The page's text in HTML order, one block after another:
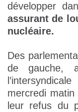
développer
assurant de
nucléaire.
Des
de gauche,
mercredi
leur refus du